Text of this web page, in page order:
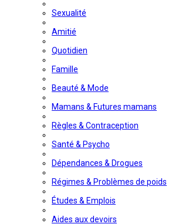
Sexualité
Amitié
Quotidien
Famille
Beauté & Mode
Mamans & Futures mamans
Règles & Contraception
Santé & Psycho
Dépendances & Drogues
Régimes & Problèmes de poids
Études & Emplois
Aides aux devoirs